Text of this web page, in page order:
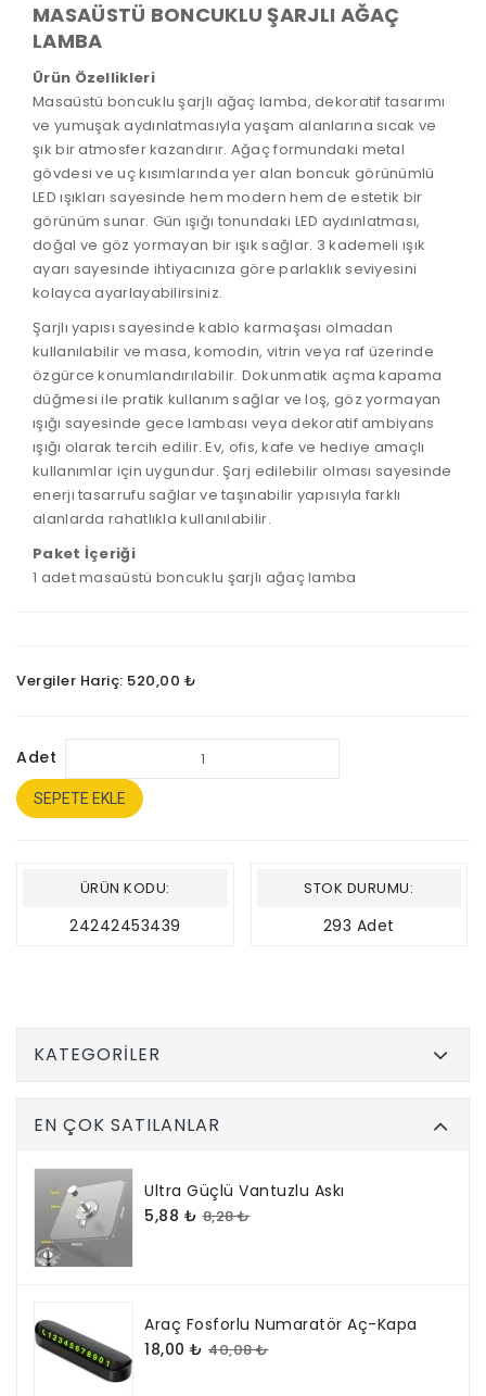
MASAÜSTÜ BONCUKLU ŞARJLI AĞAÇ
LAMBA
Ürün Özellikleri
Masaüstü boncuklu şarjlı ağaç lamba, dekoratif tasarımı
ve yumuşak aydınlatmasıyla yaşam alanlarına sıcak ve
şık bir atmosfer kazandırır. Ağaç formundaki metal
gövdesi ve uç kısımlarında yer alan boncuk görünümlü
LED ışıkları sayesinde hem modern hem de estetik bir
görünüm sunar. Gün ışığı tonundaki LED aydınlatması,
doğal ve göz yormayan bir ışık sağlar. 3 kademeli ışık
ayarı sayesinde ihtiyacınıza göre parlaklık seviyesini
kolayca ayarlayabilirsiniz.
Şarjlı yapısı sayesinde kablo karmaşası olmadan
kullanılabilir ve masa, komodin, vitrin veya raf üzerinde
özgürce konumlandırılabilir. Dokunmatik açma kapama
düğmesi ile pratik kullanım sağlar ve loş, göz yormayan
ışığı sayesinde gece lambası veya dekoratif ambiyans
ışığı olarak tercih edilir. Ev, ofis, kafe ve hediye amaçlı
kullanımlar için uygundur. Şarj edilebilir olması sayesinde
enerji tasarrufu sağlar ve taşınabilir yapısıyla farklı
alanlarda rahatlıkla kullanılabilir.
Paket İçeriği
1 adet masaüstü boncuklu şarjlı ağaç lamba
Vergiler Hariç: 520,00 ₺
Adet
SEPETE EKLE
ÜRÜN KODU:
24242453439
STOK DURUMU:
293 Adet
KATEGORILER
EN ÇOK SATILANLAR
Ultra Güçlü Vantuzlu Askı
5,88 ₺ 8,28 ₺
Araç Fosforlu Numaratör Aç-Kapa
18,00 ₺ 40,08 ₺